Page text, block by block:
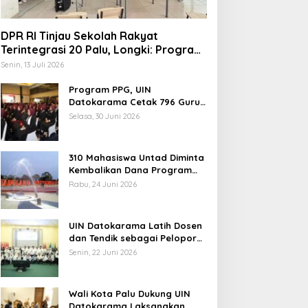
Headline,Sulteng
Petani Morowali Utara
240 Hektar Sawah Terendam
28 Agustus 2025
Muktamar Ke-35, AS
Ingatkan Evaluasi
Hubungan NU dan
Tindak Lanjuti
DPR RI Tinjau Sekolah Rakyat
Terintegrasi 20 Palu, Longki: Program
Prabowo Angkat Martabat Anak
Senin, 13 Juli 2026
Program PPG, UIN
Datokarama Cetak 796 Guru
Profesional
Selasa, 30 Juni 2026
310 Mahasiswa Untad Diminta
Kembalikan Dana Program
Berani Cerdas, Kadisdik
Rabu, 24 Juni 2026
UIN Datokarama Latih Dosen
dan Tendik sebagai Pelopor
Moderasi Beragama
Senin, 22 Juni 2026
Wali Kota Palu Dukung UIN